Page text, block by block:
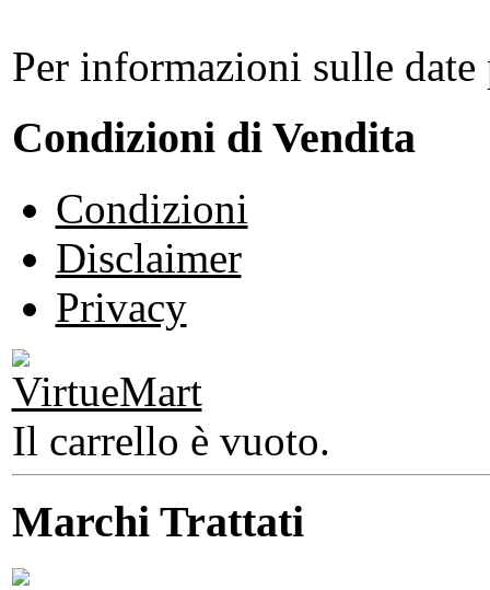
Per informazioni sulle
Condizioni di Vendita
Condizioni
Disclaimer
Privacy
Il carrello è vuoto.
Marchi Trattati